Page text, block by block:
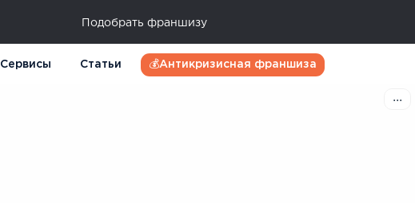
Подобрать франшизу
Сервисы Статьи 💰Антикризисная франшиза